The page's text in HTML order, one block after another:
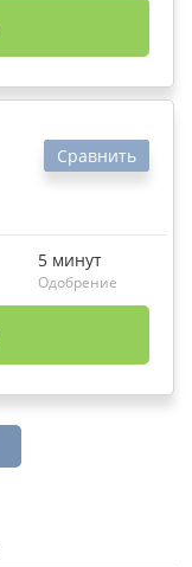
Сравнить
5 минут
Одобрение